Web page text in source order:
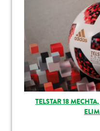
TELSTAR 18